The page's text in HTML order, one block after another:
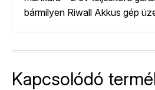
bármilyen Riwall Akkus gép
Kapcsolódó